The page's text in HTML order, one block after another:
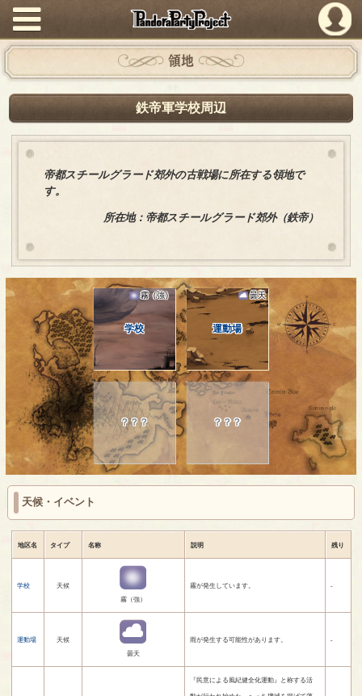
PandoraPartyProject
領地
鉄帝軍学校周辺
帝都スチールグラード郊外の古戦場に所在する領地で
す。
所在地：帝都スチールグラード郊外（鉄帝）
学校
霧（強）
運動場
曇天
？？？ ？？？
天候・イベント
地区名 タイプ 名称 説明 残り
学校
天候
霧（強）
霧が発生しています。 -
運動場
天候
曇天
雨が発生する可能性があります。 -
『民意による風紀健全化運動』と称する活